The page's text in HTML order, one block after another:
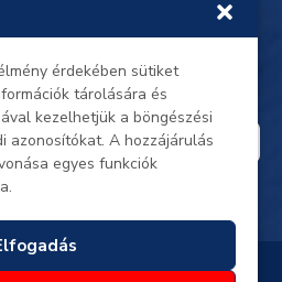
érdekében sütiket
tárolására és
kezelhetjük a böngészési
azonosítókat. A hozzájárulás
egyes funkciók
adat, beleértve a személyes
keresztül zajlik.
biztonságosSimplePay online
fizetésérhető el.